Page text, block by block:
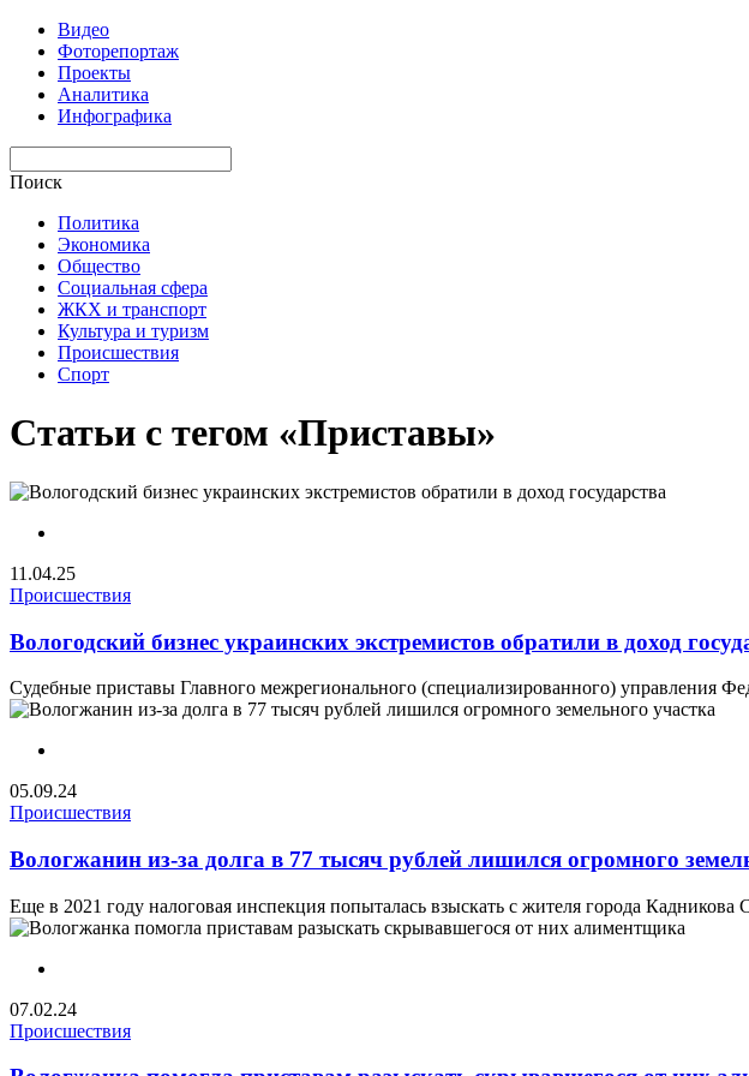
Видео
Фоторепортаж
Проекты
Аналитика
Инфографика
Поиск
Политика
Экономика
Общество
Социальная сфера
ЖКХ и транспорт
Культура и туризм
Происшествия
Спорт
Статьи с тегом «Приставы»
11.04.25
Происшествия
Вологодский бизнес украинских экстремистов обратили в доход
Судебные приставы Главного межрегионального (специализированного) управления
05.09.24
Происшествия
Вологжанин из-за долга в 77 тысяч рублей лишился огромного
Еще в 2021 году налоговая инспекция попыталась взыскать с жителя города
07.02.24
Происшествия